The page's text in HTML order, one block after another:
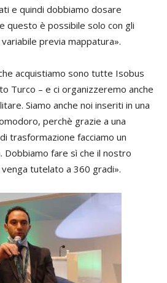
e quindi dobbiamo dosare
questo è possibile solo con gli
previa mappatura».
acquistiamo sono tutte Isobus
Turco – e ci organizzeremo anche
Siamo anche noi inseriti in una
perchè grazie a una
trasformazione facciamo un
fare sì che il nostro
tutelato a 360 gradi».